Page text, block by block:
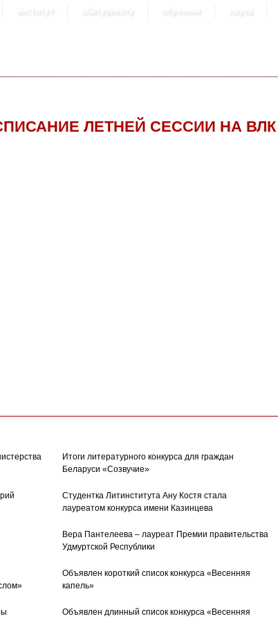
институт абитуриенту обучение наука
ЛЕТНЕЙ СЕССИИ НА ВЛК
Итоги литературного конкурса для граждан
Беларуси «Созвучие»
Студентка Литинститута Ану Костя стала
лауреатом конкурса имени Казинцева
Вера Пантелеева – лауреат Премии правительства
Удмуртской Республики
Объявлен короткий список конкурса «Весенняя
капель»
Объявлен длинный список конкурса «Весенняя